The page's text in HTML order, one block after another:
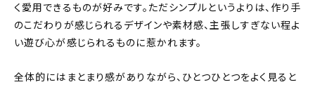
く愛用できるものが好みです。ただシンプルというよりは、作り手
のこだわりが感じられるデザインや素材感、主張しすぎない程よ
い遊び心が感じられるものに惹かれます。
全体的にはまとまり感がありながら、ひとつひとつをよく見ると